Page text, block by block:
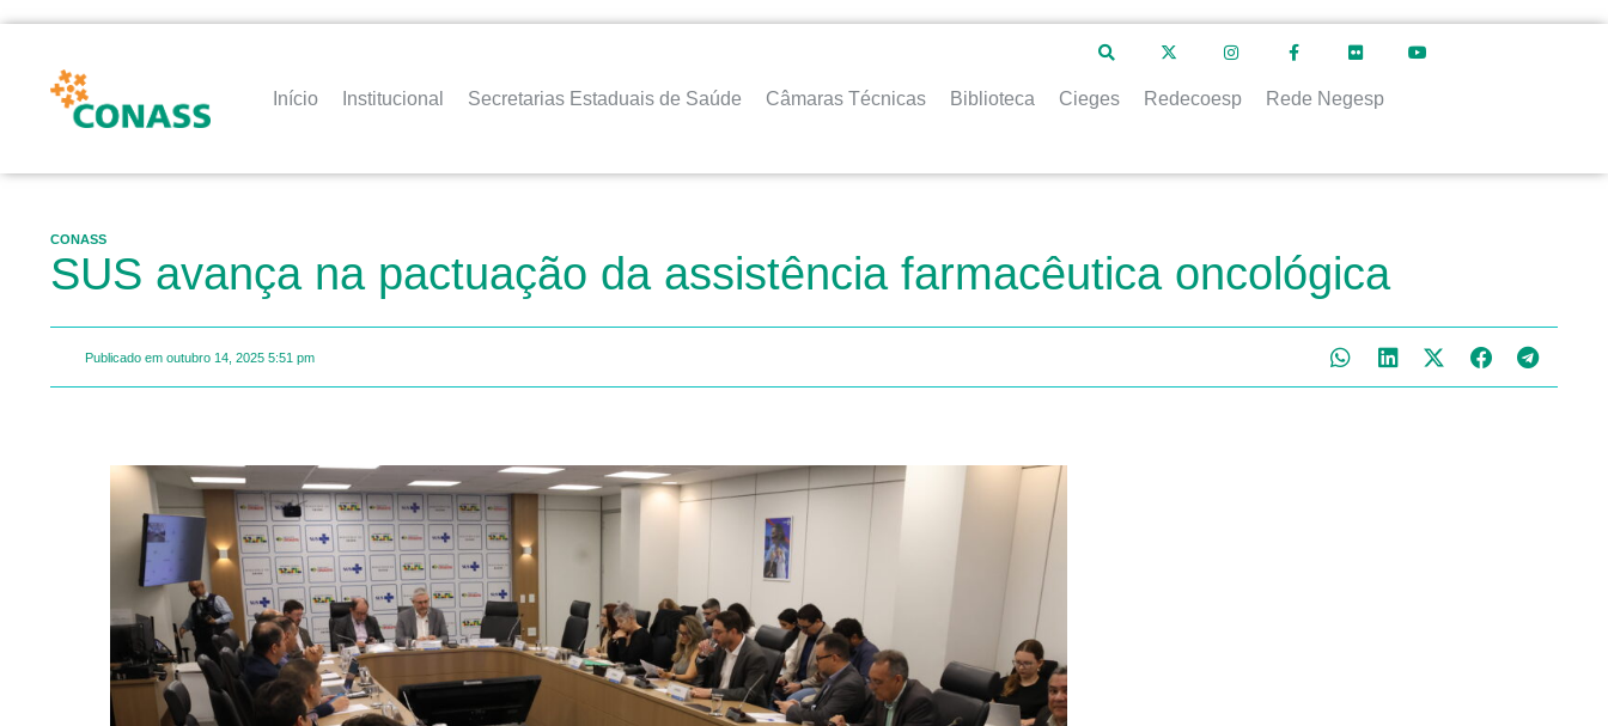
Início Institucional Secretarias Estaduais de Saúde Câmaras Técnicas Biblioteca Cieges Redecoesp Rede Negesp
CONASS
SUS avança na pactuação da assistência farmacêutica oncológica
Publicado em outubro 14, 2025 5:51 pm